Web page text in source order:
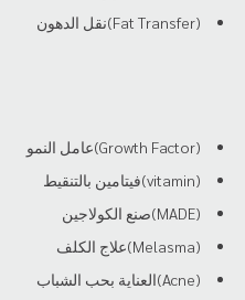
(Fat Transfer)نقل الدهون
(Growth Factor)عامل النمو
(vitamin)فيتامين بالتنقيط
(MADE)صنع الكولاجين
(Melasma)علاج الكلف
(Acne)العناية بحب الشباب